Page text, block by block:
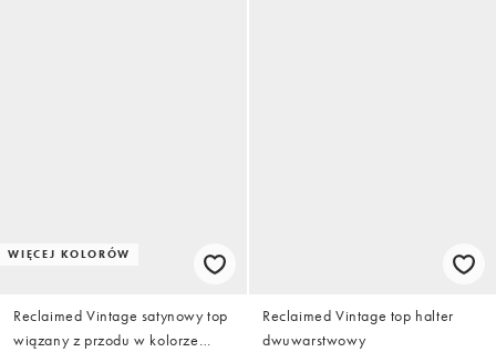
WIĘCEJ KOLORÓW
Reclaimed Vintage satynowy top
wiązany z przodu w kolorze
Reclaimed Vintage top halter
dwuwarstwowy